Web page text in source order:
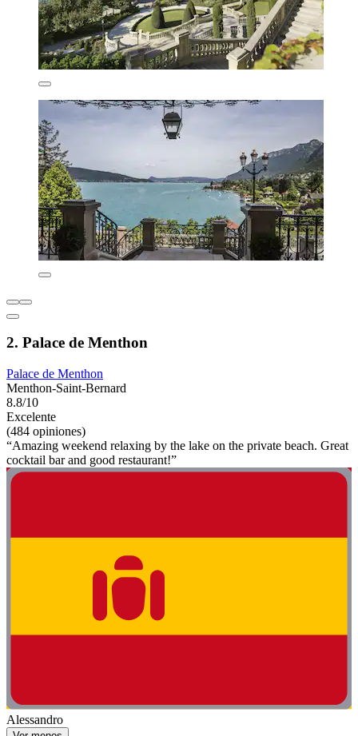
2. Palace de Menthon
Palace de Menthon
Menthon-Saint-Bernard
8.8/10
Excelente
(484 opiniones)
“Amazing weekend relaxing by the lake on the private beach. Great
cocktail bar and good restaurant!”
Alessandro